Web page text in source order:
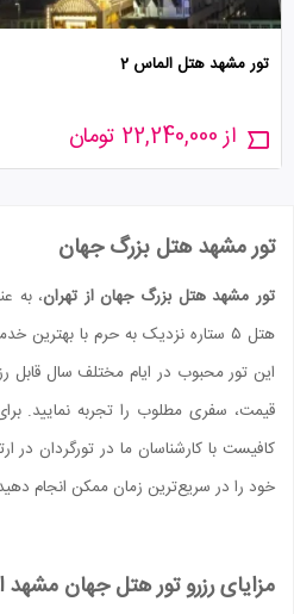
تور مشهد هتل الماس 2
از 22,240,000 تومان
تور مشهد هتل بزرگ جهان
تور مشهد هتل بزرگ جهان از تهران، به
هتل ۵ ستاره نزدیک به حرم با
این تور محبوب در ایام مختلف سال قابل
قیمت، سفری مطلوب را تجربه نمایید.
کافیست با کارشناسان ما در تورگردان در
خود را در سریع‌ترین زمان ممکن انجام
مزایای رزرو تور هتل جهان مشهد